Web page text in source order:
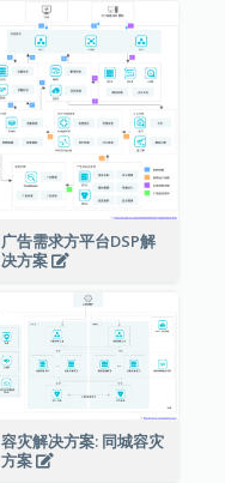
广告需求方平台DSP解
决方案
容灾解决方案: 同城容灾
方案